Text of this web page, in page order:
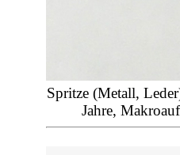
Spritze (Metall,
Jahre,